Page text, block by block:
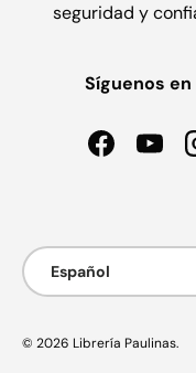
seguridad y
Síguenos
Facebook
Idioma
Español
© 2026 Librería Paulinas.